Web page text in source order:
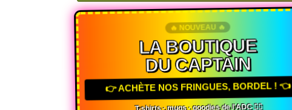
🔥 NOUVEAU 🔥
LA BOUTIQUE
DU CAPTAIN
👉 ACHÈTE NOS FRINGUES, BORDEL ! 👈